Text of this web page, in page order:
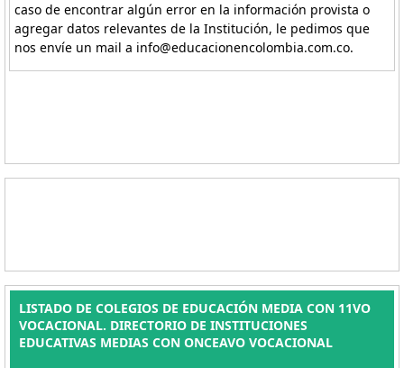
caso de encontrar algún error en la información provista o
agregar datos relevantes de la Institución, le pedimos que
nos envíe un mail a info@educacionencolombia.com.co.
LISTADO DE COLEGIOS DE EDUCACIÓN MEDIA CON 11VO
VOCACIONAL. DIRECTORIO DE INSTITUCIONES
EDUCATIVAS MEDIAS CON ONCEAVO VOCACIONAL